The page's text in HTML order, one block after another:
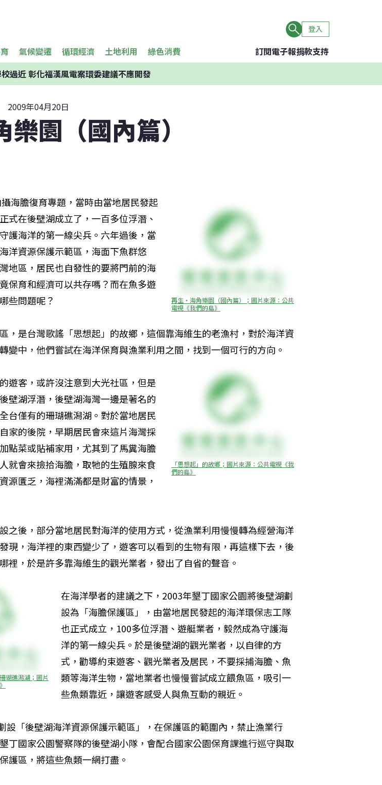
登入
氣候變遷 循環經濟 土地利用 綠色消費 訂閱電子報捐款支持
過近 彰化福漢風電案環委建議不應開發
2009年04月20日
園（國內篇）
再生‧海角樂園（國內篇）；圖片來源：公共
電視《我們的島》
海膽復育專題，當時由當地居民發起
式在後壁湖成立了，一百多位浮潛、
護海洋的第一線尖兵。六年過後，當
洋資源保護示範區，海面下魚群悠
地區，居民也自發性的要將門前的海
保育和經濟可以共存嗎？而在魚多遊
些問題呢？
，是台灣歌謠「思想起」的故鄉，這個靠海維生的老漁村，對於海洋資
變中，他們嘗試在海洋保育與漁業利用之間，找到一個可行的方向。
「思想起」的故鄉；圖片來源：公共電視《我
們的島》
遊客，或許沒注意到大光社區，但是
壁湖浮潛，後壁湖海灣一邊是著名的
台僅有的珊瑚礁潟湖。對於當地居民
家的後院，早期居民會來這片海灣採
點菜或貼補家用，尤其到了馬糞海膽
就會來撿拾海膽，取牠的生殖腺來食
源匱乏，海裡滿滿都是財富的情景，
之後，部分當地居民對海洋的使用方式，從漁業利用慢慢轉為經營海洋
現，海洋裡的東西變少了，遊客可以看到的生物有限，再這樣下去，後
裡，於是許多靠海維生的觀光業者，發出了自省的聲音。
瑚礁潟湖；圖片
在海洋學者的建議之下，2003年墾丁國家公園將後壁湖劃
設為「海膽保護區」，由當地居民發起的海洋環保志工隊
也正式成立，100多位浮潛、遊艇業者，毅然成為守護海
洋的第一線尖兵。於是後壁湖的觀光業者，以自律的方
式，勸導約束遊客、觀光業者及居民，不要採捕海膽、魚
類等海洋生物，當地業者也慢慢嘗試成立餵魚區，吸引一
些魚類靠近，讓遊客感受人與魚互動的親近。
設「後壁湖海洋資源保護示範區」，在保護區的範圍內，禁止漁業行
丁國家公園警察隊的後壁湖小隊，會配合國家公園保育課進行巡守與取
護區，將這些魚類一網打盡。